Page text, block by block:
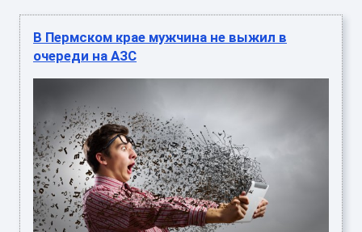
В Пермском крае мужчина не выжил в
очереди на АЗС